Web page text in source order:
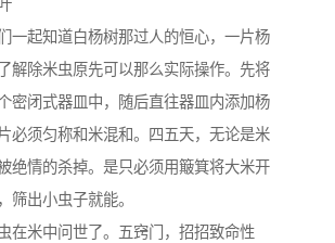
一起知道白杨树那过人的恒心，一片杨
解除米虫原先可以那么实际操作。先将
密闭式器皿中，随后直往器皿内添加杨
必须匀称和米混和。四五天，无论是米
绝情的杀掉。是只必须用簸箕将大米开
筛出小虫子就能。
在米中问世了。五窍门，招招致命性